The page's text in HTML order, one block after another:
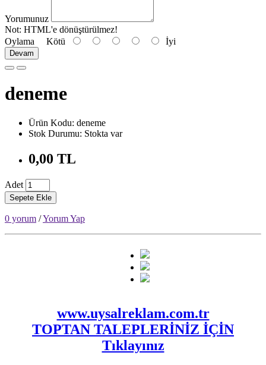
Yorumunuz
Not: HTML'e dönüştürülmez!
Oylama Kötü İyi
Devam
deneme
Ürün Kodu: deneme
Stok Durumu: Stokta var
0,00 TL
Adet
Sepete Ekle
0 yorum /Yorum Yap
www.uysalreklam.com.tr
TOPTAN TALEPLERİNİZ İÇİN
Tıklayınız